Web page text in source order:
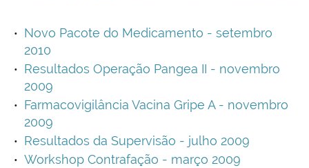
Novo Pacote do Medicamento - setembro
2010
Resultados Operação Pangea II - novembro
2009
Farmacovigilância Vacina Gripe A - novembro
2009
Resultados da Supervisão - julho 2009
Workshop Contrafação - março 2009